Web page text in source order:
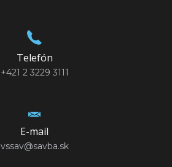
Telefón
+421 2 3229 3111
E-mail
vssav@savba.sk